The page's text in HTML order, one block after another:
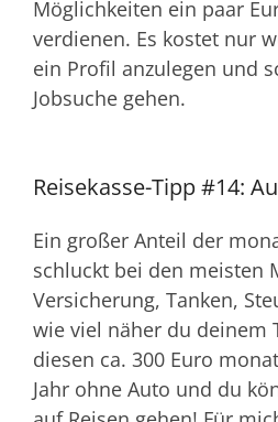
Möglichkeiten ein paar
verdienen. Es kostet nur
ein Profil anzulegen und
Jobsuche gehen.
Reisekasse-Tipp #14:
Ein großer Anteil der
schluckt bei den meisten
Versicherung, Tanken,
wie viel näher du deinem
diesen ca. 300 Euro
Jahr ohne Auto und du